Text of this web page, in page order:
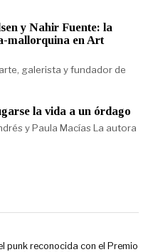
y Nahir Fuente: la
mallorquina en Art
galerista y fundador de
la vida a un órdago
y Paula Macías La autora
punk reconocida con el Premio